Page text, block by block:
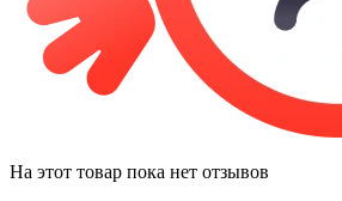
На этот товар пока нет отзывов